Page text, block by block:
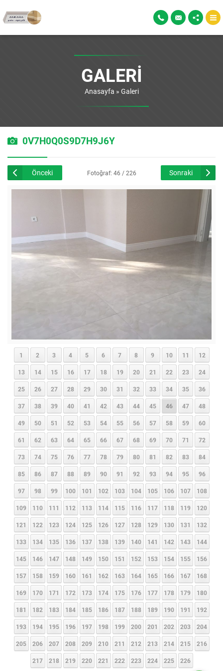
GALERI
Anasayfa » Galeri
0V7H0Q0S9D7H9J6Y
Önceki Fotoğraf: 46 / 226 Sonraki
1 2 3 4 5 6 7 8 9 10 11 12
13 14 15 16 17 18 19 20 21 22 23 24
25 26 27 28 29 30 31 32 33 34 35 36
37 38 39 40 41 42 43 44 45 46 47 48
49 50 51 52 53 54 55 56 57 58 59 60
61 62 63 64 65 66 67 68 69 70 71 72
73 74 75 76 77 78 79 80 81 82 83 84
85 86 87 88 89 90 91 92 93 94 95 96
97 98 99 100 101 102 103 104 105 106 107 108
109 110 111 112 113 114 115 116 117 118 119 120
121 122 123 124 125 126 127 128 129 130 131 132
133 134 135 136 137 138 139 140 141 142 143 144
145 146 147 148 149 150 151 152 153 154 155 156
157 158 159 160 161 162 163 164 165 166 167 168
169 170 171 172 173 174 175 176 177 178 179 180
181 182 183 184 185 186 187 188 189 190 191 192
193 194 195 196 197 198 199 200 201 202 203 204
205 206 207 208 209 210 211 212 213 214 215 216
217 218 219 220 221 222 223 224 225 226